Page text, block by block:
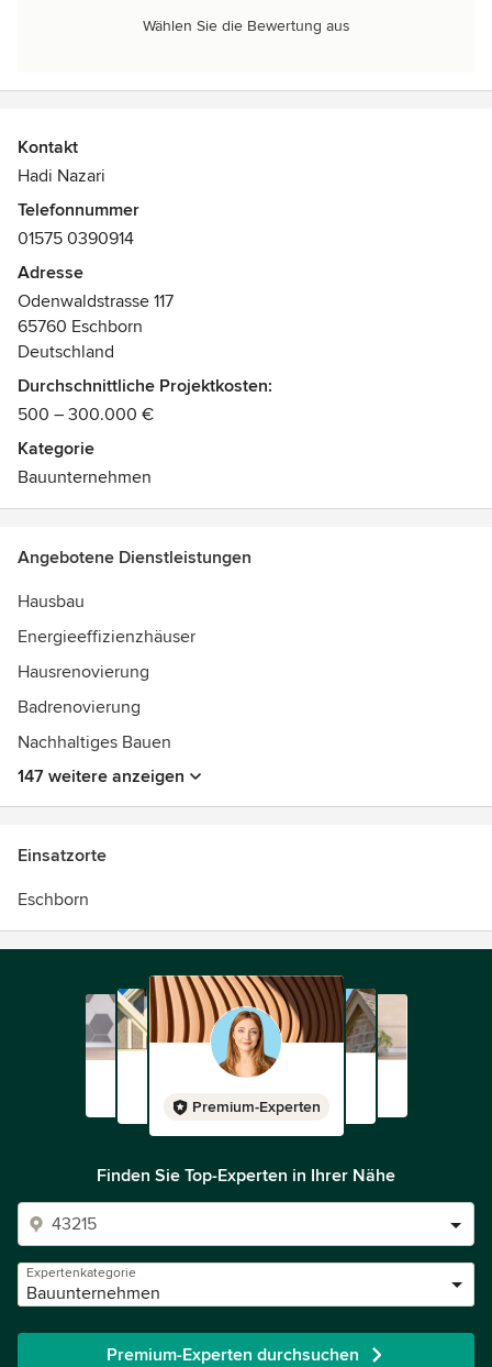
Wählen Sie die Bewertung aus
Kontakt
Hadi Nazari
Telefonnummer
01575 0390914
Adresse
Odenwaldstrasse 117
65760 Eschborn
Deutschland
Durchschnittliche Projektkosten:
500 – 300.000 €
Kategorie
Bauunternehmen
Angebotene Dienstleistungen
Hausbau
Energieeffizienzhäuser
Hausrenovierung
Badrenovierung
Nachhaltiges Bauen
147 weitere anzeigen
Einsatzorte
Eschborn
Premium-Experten
Finden Sie Top-Experten in Ihrer Nähe
Expertenkategorie
Bauunternehmen
Premium-Experten durchsuchen